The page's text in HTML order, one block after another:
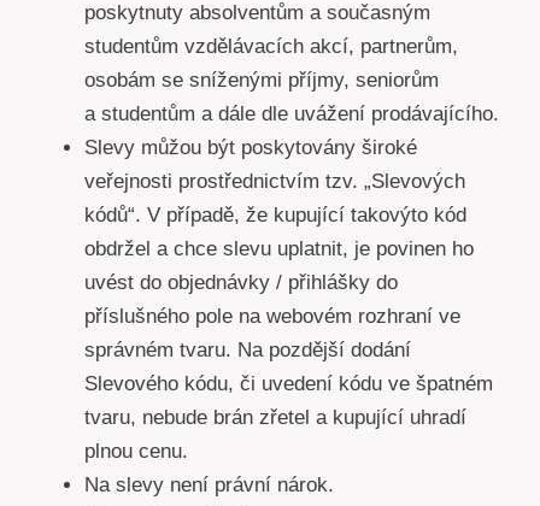
poskytnuty absolventům a současným
studentům vzdělávacích akcí, partnerům,
osobám se sníženými příjmy, seniorům
a studentům a dále dle uvážení prodávajícího.
Slevy můžou být poskytovány široké
veřejnosti prostřednictvím tzv. „Slevových
kódů“. V případě, že kupující takovýto kód
obdržel a chce slevu uplatnit, je povinen ho
uvést do objednávky / přihlášky do
příslušného pole na webovém rozhraní ve
správném tvaru. Na pozdější dodání
Slevového kódu, či uvedení kódu ve špatném
tvaru, nebude brán zřetel a kupující uhradí
plnou cenu.
Na slevy není právní nárok.